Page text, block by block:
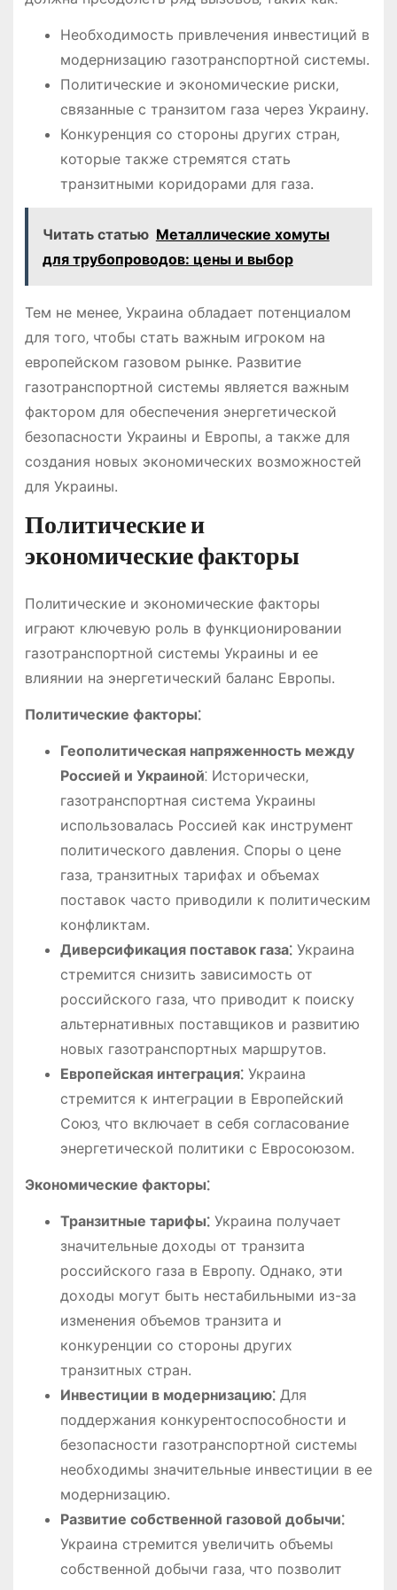
Необходимость привлечения инвестиций в
модернизацию газотранспортной системы.
Политические и экономические риски‚
связанные с транзитом газа через Украину.
Конкуренция со стороны других стран‚
которые также стремятся стать
транзитными коридорами для газа.
Читать статью Металлические хомуты
для трубопроводов: цены и выбор
Тем не менее‚ Украина обладает потенциалом
для того‚ чтобы стать важным игроком на
европейском газовом рынке. Развитие
газотранспортной системы является важным
фактором для обеспечения энергетической
безопасности Украины и Европы‚ а также для
создания новых экономических возможностей
для Украины.
Политические и
экономические факторы
Политические и экономические факторы
играют ключевую роль в функционировании
газотранспортной системы Украины и ее
влиянии на энергетический баланс Европы.
Политические факторы⁚
Геополитическая напряженность между
Россией и Украиной⁚ Исторически‚
газотранспортная система Украины
использовалась Россией как инструмент
политического давления. Споры о цене
газа‚ транзитных тарифах и объемах
поставок часто приводили к политическим
конфликтам.
Диверсификация поставок газа⁚Украина
стремится снизить зависимость от
российского газа‚ что приводит к поиску
альтернативных поставщиков и развитию
новых газотранспортных маршрутов.
Европейская интеграция⁚Украина
стремится к интеграции в Европейский
Союз‚ что включает в себя согласование
энергетической политики с Евросоюзом.
Экономические факторы⁚
Транзитные тарифы⁚Украина получает
значительные доходы от транзита
российского газа в Европу. Однако‚ эти
доходы могут быть нестабильными из-за
изменения объемов транзита и
конкуренции со стороны других
транзитных стран.
Инвестиции в модернизацию⁚Для
поддержания конкурентоспособности и
безопасности газотранспортной системы
необходимы значительные инвестиции в ее
модернизацию.
Развитие собственной газовой добычи⁚
Украина стремится увеличить объемы
собственной добычи газа‚ что позволит